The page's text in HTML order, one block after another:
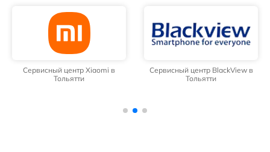
Сервисный центр Xiaomi в
Тольятти
Сервисный центр BlackView в
Тольятти